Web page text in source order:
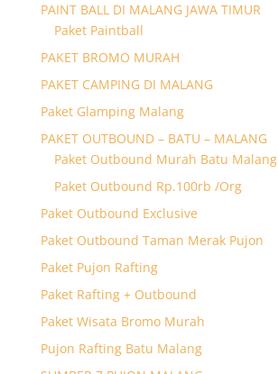
PAINT BALL DI MALANG JAWA TIMUR
Paket Paintball
PAKET BROMO MURAH
PAKET CAMPING DI MALANG
Paket Glamping Malang
PAKET OUTBOUND – BATU – MALANG
Paket Outbound Murah Batu Malang
Paket Outbound Rp.100rb /Org
Paket Outbound Exclusive
Paket Outbound Taman Merak Pujon
Paket Pujon Rafting
Paket Rafting + Outbound
Paket Wisata Bromo Murah
Pujon Rafting Batu Malang